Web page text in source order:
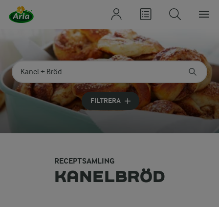
Sök på kategori eller ingrediens
Skriv in sökord för att få förslag
FILTRERA
RECEPTSAMLING
KANELBRÖD